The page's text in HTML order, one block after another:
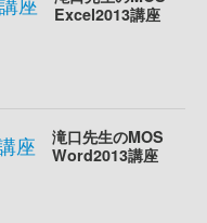
Excel2013講座
滝口先生のMOS
Word2013講座